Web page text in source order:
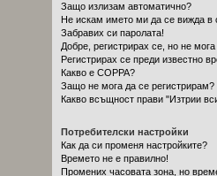
Защо излизам автоматично?
Не искам името ми да се вижда в
Забравих си паролата!
Добре, регистрирах се, но не мога
Регистрирах се преди известно
Какво е COPPA?
Защо не мога да се регистрирам?
Какво всъщност прави "Изтрии
Потребителски настройки
Как да си променя настройките?
Времето не е правилно!
Промених часовата зона, но